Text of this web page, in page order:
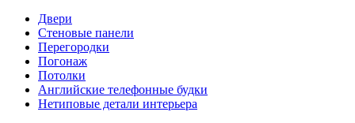
Двери
Cтеновые панели
Перегородки
Погонаж
Потолки
Английские телефонные будки
Нетиповые детали интерьера